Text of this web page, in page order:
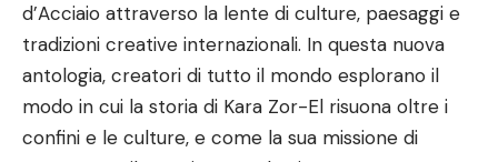
d’Acciaio attraverso la lente di culture, paesaggi e
tradizioni creative internazionali. In questa nuova
antologia, creatori di tutto il mondo esplorano il
modo in cui la storia di Kara Zor-El risuona oltre i
confini e le culture, e come la sua missione di